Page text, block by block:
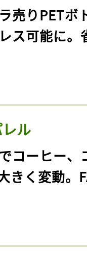
売りPETボ
ス可能に。
ル
コーヒー、
きく変動。